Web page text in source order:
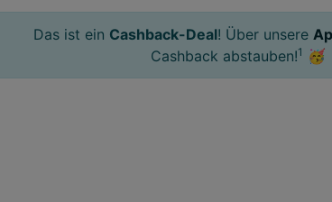
Das ist ein Cashback-Deal! Über unsere
Cashback abstauben!1 🥳